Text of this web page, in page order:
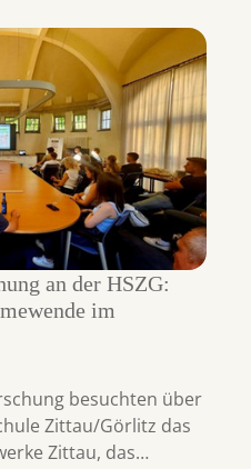
an der HSZG:
im
besuchten über
Zittau/Görlitz das
Zittau, das…